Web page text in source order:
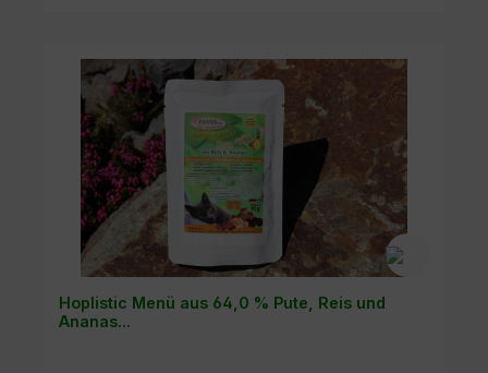
Hoplistic Menü aus 64,0 % Pute, Reis und
Ananas...